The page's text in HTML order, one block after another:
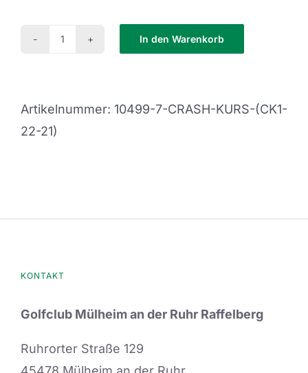
22-
In den Warenkorb
Artikelnummer: 10499-7-CRASH-KURS-(CK1-
22-21)
KONTAKT
Golfclub Mülheim an der Ruhr Raffelberg
Ruhrorter Straße 129